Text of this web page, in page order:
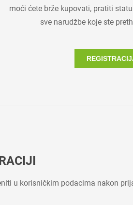
moći ćete brže kupovati, pratiti
sve narudžbe koje ste
u korisničkim podacima nakon